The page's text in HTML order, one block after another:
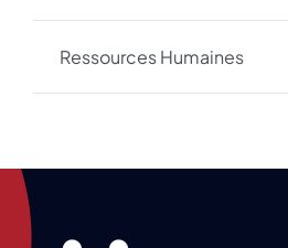
Ressources Humaines